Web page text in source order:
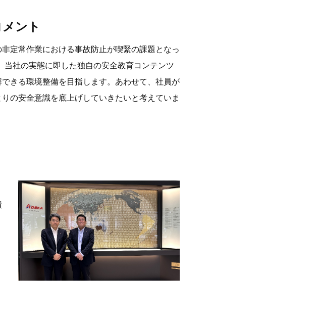
ント
定常作業における事故防止が喫緊の課題となっ
社の実態に即した独自の安全教育コンテンツ
きる環境整備を目指します。あわせて、社員が
の安全意識を底上げしていきたいと考えていま